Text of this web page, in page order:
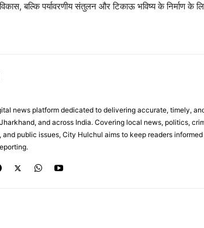
बल्कि पर्यावरणीय संतुलन और टिकाऊ भविष्य के निर्माण के
news platform dedicated to delivering accurate, timely,
and across India. Covering local news, politics,
and public issues, City Hulchul aims to keep readers informed